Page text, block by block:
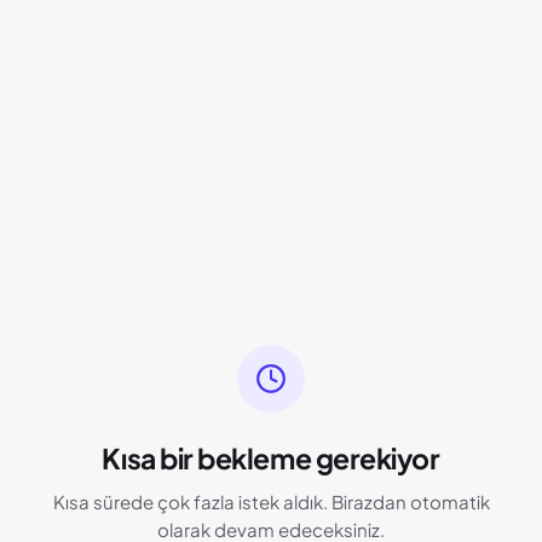
Kısa bir bekleme gerekiyor
Kısa sürede çok fazla istek aldık. Birazdan otomatik
olarak devam edeceksiniz.